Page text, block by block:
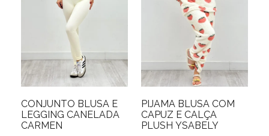
CONJUNTO BLUSA E
LEGGING CANELADA
CARMEN
PIJAMA BLUSA COM
CAPUZ E CALÇA
PLUSH YSABELY